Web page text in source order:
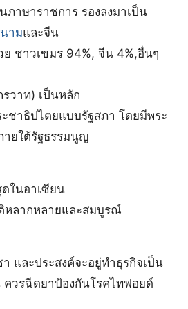
ภาษาราชการ รองลงมาเป็น
นามและจีน
ชาวเขมร 94%, จีน 4%,อื่นๆ
วาท) เป็นหลัก
ชาธิปไตยแบบรัฐสภา โดยมีพระ
ยใต้รัฐธรรมนูญ
ในอาเซียน
หลากหลายและสมบูรณ์
และประสงค์จะอยู่ทำธุรกิจเป็น
ควรฉีดยาป้องกันโรคไทฟอยด์